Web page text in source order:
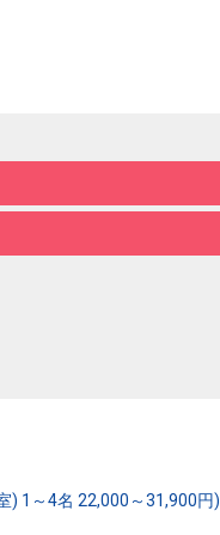
1～4名 22,000～31,900円)